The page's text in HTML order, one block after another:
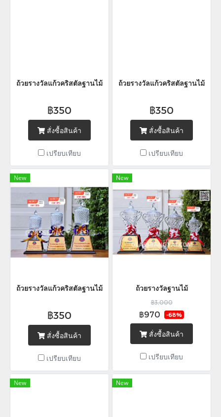
ถ้วยรางวัลแก้วคริสตัลฐานไม้
฿350
สั่งซื้อสินค้า
เปรียบเทียบ
ถ้วยรางวัลแก้วคริสตัลฐานไม้
฿350
สั่งซื้อสินค้า
เปรียบเทียบ
New
ถ้วยรางวัลแก้วคริสตัลฐานไม้
฿350
สั่งซื้อสินค้า
เปรียบเทียบ
New
ถ้วยรางวัลฐานไม้
฿3,000
฿970 -68%
สั่งซื้อสินค้า
เปรียบเทียบ
New New